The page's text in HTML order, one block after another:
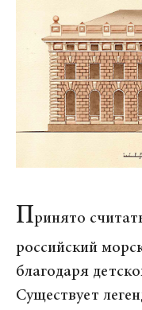
Принято
российский
благодаря
Существует